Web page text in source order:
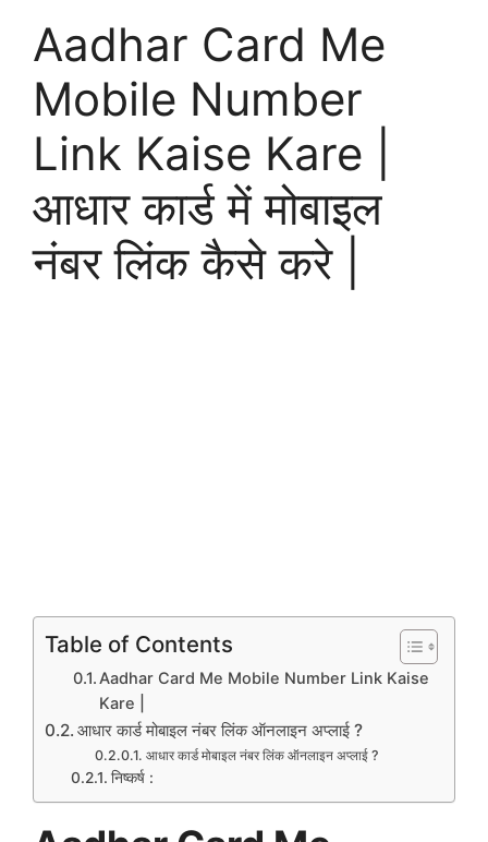
Aadhar Card Me
Mobile Number
Link Kaise Kare |
आधार कार्ड में मोबाइल
नंबर लिंक कैसे करे |
Table of Contents
Aadhar Card Me Mobile Number Link Kaise
Kare |
आधार कार्ड मोबाइल नंबर लिंक ऑनलाइन अप्लाई ?
आधार कार्ड मोबाइल नंबर लिंक ऑनलाइन अप्लाई ?
निष्कर्ष :